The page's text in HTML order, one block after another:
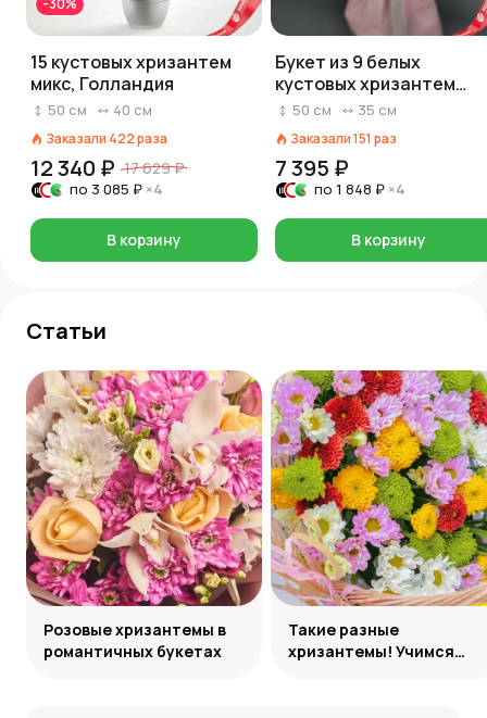
15 кустовых хризантем
микс, Голландия
50 см 40 см
Заказали 422раза
12 340 ₽ 17 629 ₽
по 3 085 ₽ ×4
В корзину
Букет из 9 белых
кустовых хризантем
«Алтай», в пленке с
50 см 35 см
Заказали151 раз
7 395 ₽
по 1 848 ₽ ×4
В корзину
Статьи
Розовые хризантемы в
романтичных букетах
Такие разные
хризантемы! Учимся